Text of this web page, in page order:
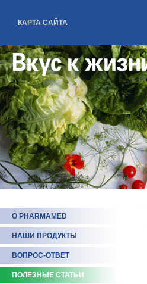
КАРТА САЙТА
О PHARMAMED
НАШИ ПРОДУКТЫ
ВОПРОС-ОТВЕТ
ПОЛЕЗНЫЕ СТАТЬИ